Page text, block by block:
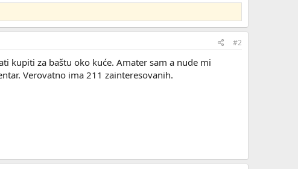
#2
kupiti za baštu oko kuće. Amater sam a nude mi
Verovatno ima 211 zainteresovanih.